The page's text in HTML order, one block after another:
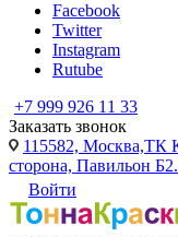
Facebook
Twitter
Instagram
Rutube
+7 999 926 11 33
Заказать звонок
115582, Москва,ТК
сторона, Павильон
Войти